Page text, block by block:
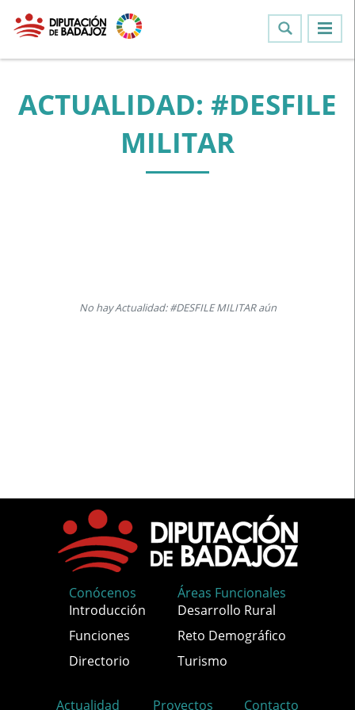
ACTUALIDAD: #DESFILE
MILITAR
No hay Actualidad: #DESFILE MILITAR aún
Conócenos
Introducción
Funciones
Directorio
Áreas Funcionales
Desarrollo Rural
Reto Demográfico
Turismo
Actualidad Proyectos Contacto